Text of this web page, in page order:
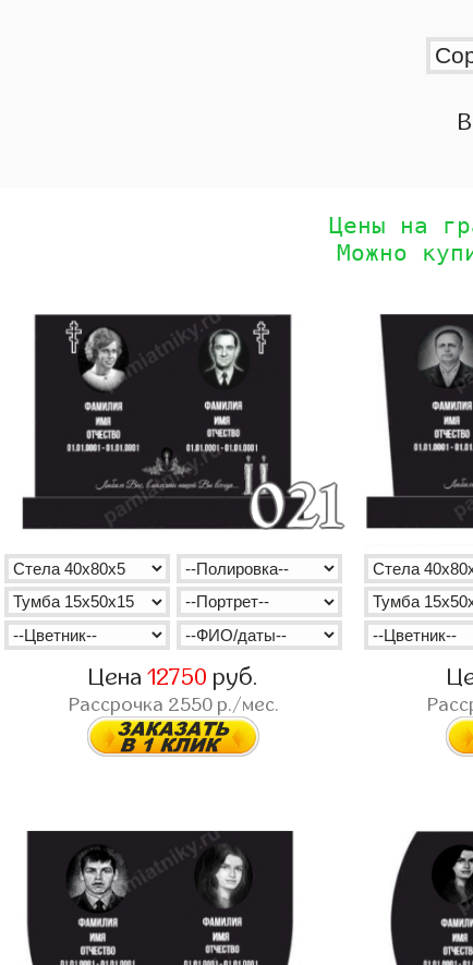
Цены на
Можно
Цена12750 руб.
Рассрочка 2550р./мес.